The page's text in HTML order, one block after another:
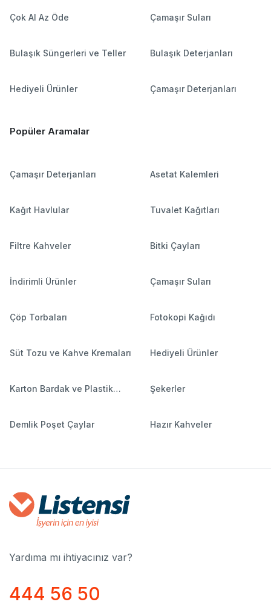
Çok Al Az Öde Çamaşır Suları
Bulaşık Süngerleri ve Teller Bulaşık Deterjanları
Hediyeli Ürünler Çamaşır Deterjanları
Popüler Aramalar
Çamaşır Deterjanları Asetat Kalemleri
Kağıt Havlular Tuvalet Kağıtları
Filtre Kahveler Bitki Çayları
İndirimli Ürünler Çamaşır Suları
Çöp Torbaları Fotokopi Kağıdı
Süt Tozu ve Kahve Kremaları Hediyeli Ürünler
Karton Bardak ve Plastik
Şekerler
Demlik Poşet Çaylar Hazır Kahveler
Yardıma mı ihtiyacınız var?
444 56 50